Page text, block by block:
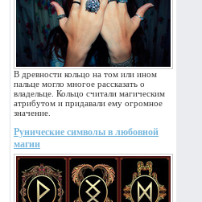
В древности кольцо на том или ином
пальце могло многое рассказать о
владельце. Кольцо считали магическим
атрибутом и придавали ему огромное
значение.
Рунические символы в любовной
магии